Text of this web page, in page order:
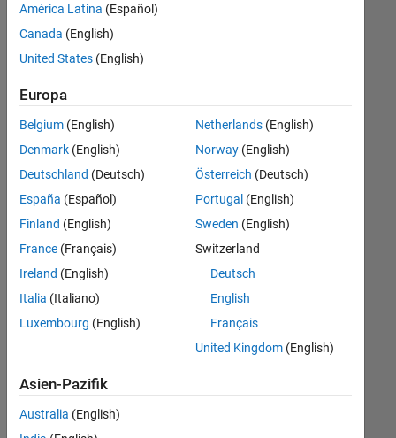
es
keine
offenen
Stellen,
Ihren
Suchkriterien
entsprechen.
können
die
Suchkriterien
weiter
fassen
oder
alle
Stellenangebote
anzeigen .
noch
keine
América Latina (Español)
Canada (English)
United States (English)
Europa
Belgium (English)
Denmark (English)
Deutschland (Deutsch)
España (Español)
Finland (English)
France (Français)
Ireland (English)
Italia (Italiano)
Luxembourg (English)
Netherlands(English)
Norway(English)
Österreich (Deutsch)
Portugal (English)
Sweden (English)
Switzerland
Deutsch
English
Français
United Kingdom(English)
Asien-Pazifik
Australia (English)